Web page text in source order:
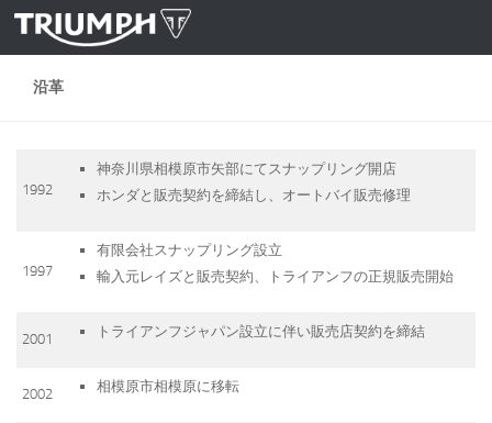
コンテンツへスキップ
沿革
1992
神奈川県相模原市矢部にてスナップリング開店
ホンダと販売契約を締結し、オートバイ販売修理
1997
有限会社スナップリング設立
輸入元レイズと販売契約、トライアンフの正規販売開始
2001 トライアンフジャパン設立に伴い販売店契約を締結
2002 相模原市相模原に移転